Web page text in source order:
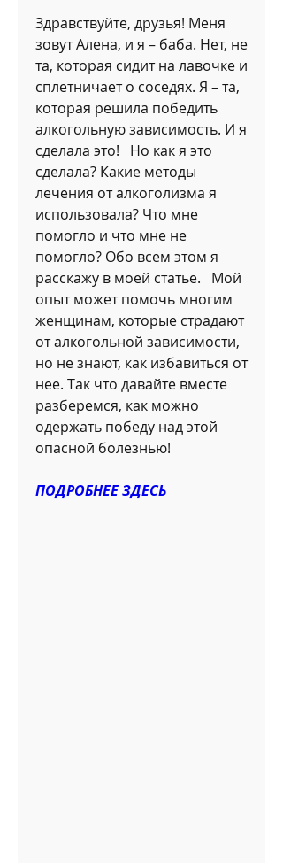
Здравствуйте, друзья! Меня
зовут Алена, и я – баба. Нет, не
та, которая сидит на лавочке и
сплетничает о соседях. Я – та,
которая решила победить
алкогольную зависимость. И я
сделала это!   Но как я это
сделала? Какие методы
лечения от алкоголизма я
использовала? Что мне
помогло и что мне не
помогло? Обо всем этом я
расскажу в моей статье.   Мой
опыт может помочь многим
женщинам, которые страдают
от алкогольной зависимости,
но не знают, как избавиться от
нее. Так что давайте вместе
разберемся, как можно
одержать победу над этой
опасной болезнью!
ПОДРОБНЕЕ ЗДЕСЬ